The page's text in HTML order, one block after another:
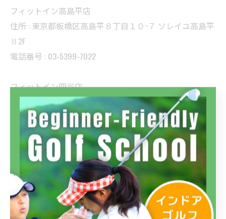
フィットイン高島平店
住所 : 東京都板橋区高島平８丁目１０−７ ソレイユ高島平
Ⅱ2F
電話番号 : 03-5399-7022
フィットイン四谷店
住所 : 東京都新宿区四谷２丁目１１ アシストビル3F
電話番号 : 03-5366-0022
三鷹でコースレッスンを実施
--------------------------------------------------------------------
--